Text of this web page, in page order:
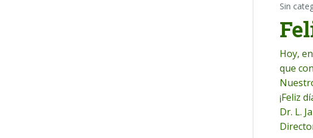
Sin
Hoy,
que
¡Feliz
Dr. L.